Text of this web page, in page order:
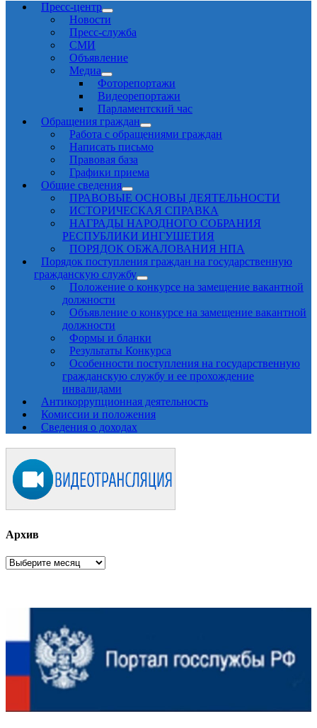
Пресс-центр
Новости
Пресс-служба
СМИ
Объявление
Медиа
Фоторепортажи
Видеорепортажи
Парламентский час
Обращения граждан
Работа с обращениями граждан
Написать письмо
Правовая база
Графики приема
Общие сведения
ПРАВОВЫЕ ОСНОВЫ ДЕЯТЕЛЬНОСТИ
ИСТОРИЧЕСКАЯ СПРАВКА
НАГРАДЫ НАРОДНОГО СОБРАНИЯ
РЕСПУБЛИКИ ИНГУШЕТИЯ
ПОРЯДОК ОБЖАЛОВАНИЯ НПА
Порядок поступления граждан на государственную
гражданскую службу
Положение о конкурсе на замещение вакантной
должности
Объявление о конкурсе на замещение вакантной
должности
Формы и бланки
Результаты Конкурса
Особенности поступления на государственную
гражданскую службу и ее прохождение
инвалидами
Антикоррупционная деятельность
Комиссии и положения
Сведения о доходах
Архив
Архив